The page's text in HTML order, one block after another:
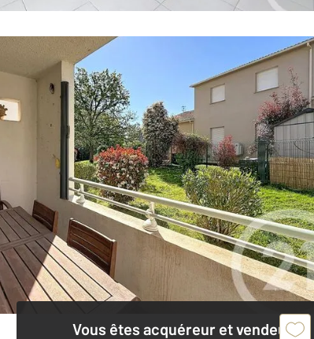
Vous êtes acquéreur et vendeur,